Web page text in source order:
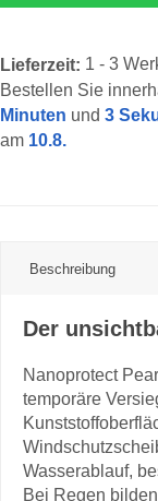
Lieferzeit: 1 - 3
Bestellen Sie
Minuten und 2
am 10.8.
Beschreibung
Der
Nanoprotect
temporäre
Wasserablauf,
Bei Regen